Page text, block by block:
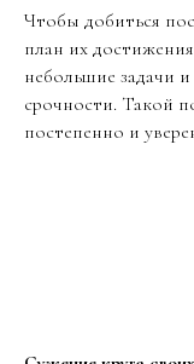
Чтобы добиться
план их
небольшие задачи
срочности. Такой
постепенно и